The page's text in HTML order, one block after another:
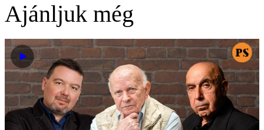
Ajánljuk még